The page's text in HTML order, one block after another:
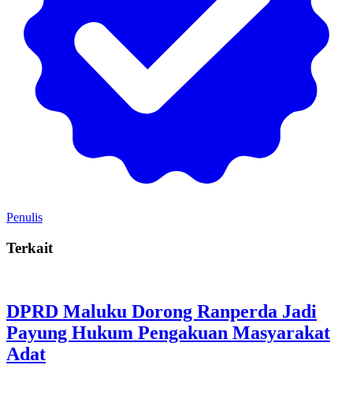
Penulis
Terkait
DPRD Maluku Dorong Ranperda Jadi
Payung Hukum Pengakuan Masyarakat
Adat